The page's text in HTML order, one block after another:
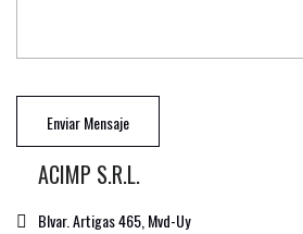
Enviar Mensaje
ACIMP S.R.L.
Blvar. Artigas 465, Mvd-Uy